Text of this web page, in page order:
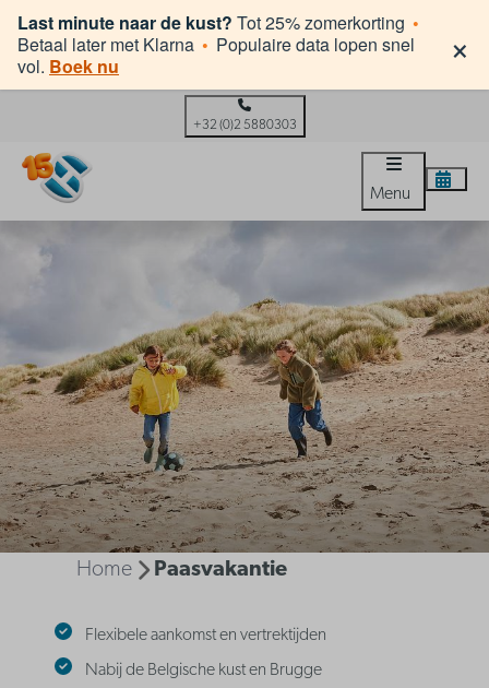
Last minute naar de kust? Tot 25% zomerkorting •
Betaal later met Klarna • Populaire data lopen snel
vol. Boek nu ×
+32 (0)2 5880303
Menu
Home Paasvakantie
Flexibele aankomst en vertrektijden
Nabij de Belgische kust en Brugge